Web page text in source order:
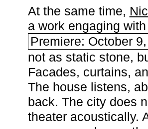
At the same time,
a work engaging
Premiere: October
not as static stone,
Facades, curtains,
The house listens,
back. The city does
theater acoustically.